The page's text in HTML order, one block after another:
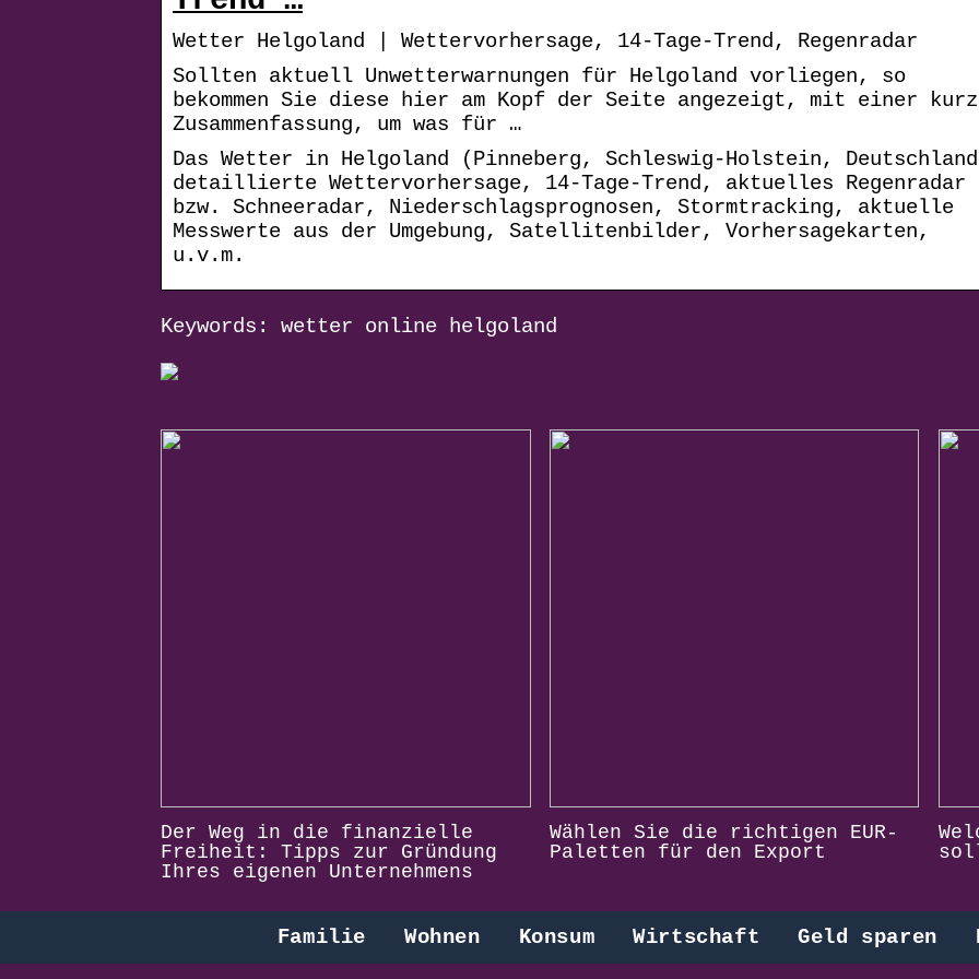
Wetter Helgoland | Wettervorhersage, 14-Tage-Trend, Regenradar
Sollten aktuell Unwetterwarnungen für Helgoland vorliegen, so
bekommen Sie diese hier am Kopf der Seite angezeigt, mit einer
Zusammenfassung, um was für …
Das Wetter in Helgoland (Pinneberg, Schleswig-Holstein,
detaillierte Wettervorhersage, 14-Tage-Trend, aktuelles Regenradar
bzw. Schneeradar, Niederschlagsprognosen, Stormtracking, aktuelle
Messwerte aus der Umgebung, Satellitenbilder, Vorhersagekarten,
u.v.m.
Keywords: wetter online helgoland
Der Weg in die finanzielle
Freiheit: Tipps zur Gründung
Ihres eigenen Unternehmens
Wählen Sie die richtigen EUR-
Paletten für den Export
Familie Wohnen Konsum Wirtschaft Geld sparen